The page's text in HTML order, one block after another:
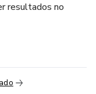
resultados no